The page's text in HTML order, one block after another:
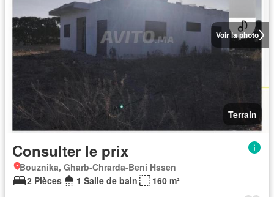
Voir la photo
Terrain
Consulter le prix
Bouznika, Gharb-Chrarda-Beni Hssen
2 Pièces
1 Salle de bain 160 m²